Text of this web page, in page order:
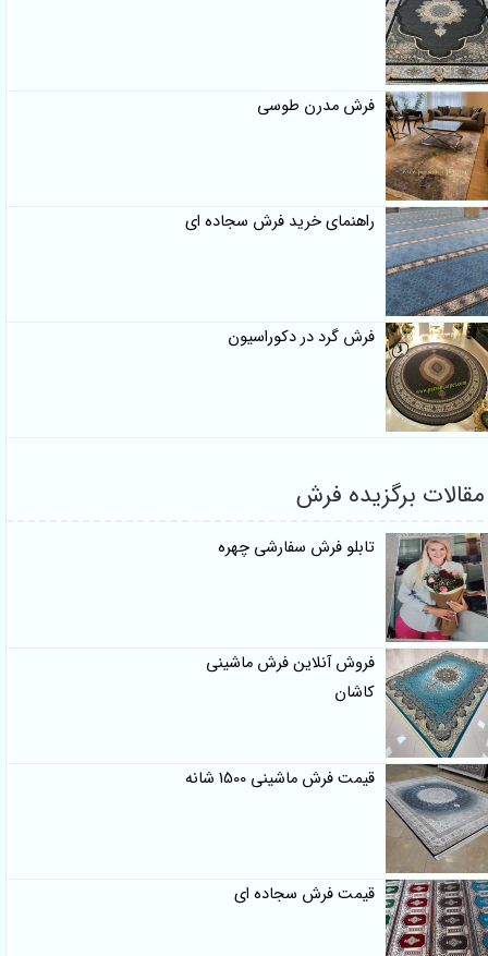
فرش مدرن طوسی
راهنمای خرید فرش سجاده ای
فرش گرد در دکوراسیون
مقالات برگزیده فرش
تابلو فرش سفارشی چهره
فروش آنلاین فرش ماشینی
کاشان
قیمت فرش ماشینی 1500 شانه
قیمت فرش سجاده ای